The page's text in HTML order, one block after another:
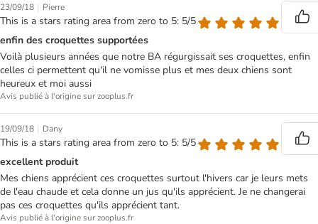
23/09/18 | Pierre
This is a stars rating area from zero to 5: 5/5
enfin des croquettes supportées
Voilà plusieurs années que notre BA régurgissait ses croquettes, enfin
celles ci permettent qu'il ne vomisse plus et mes deux chiens sont
heureux et moi aussi
Avis publié à l'origine sur zooplus.fr
19/09/18 | Dany
This is a stars rating area from zero to 5: 5/5
excellent produit
Mes chiens apprécient ces croquettes surtout l'hivers car je leurs mets
de l'eau chaude et cela donne un jus qu'ils apprécient. Je ne changerai
pas ces croquettes qu'ils apprécient tant.
Avis publié à l'origine sur zooplus.fr